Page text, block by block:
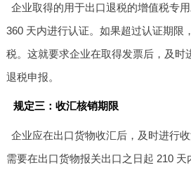
企业取得的用于出口退税的增值税专
360 天内进行认证。如果超过认证期限
税。这就要求企业在取得发票后，及时
退税申报。
规定三：收汇核销期限
企业应在出口货物收汇后，及时进行
需要在出口货物报关出口之日起 210